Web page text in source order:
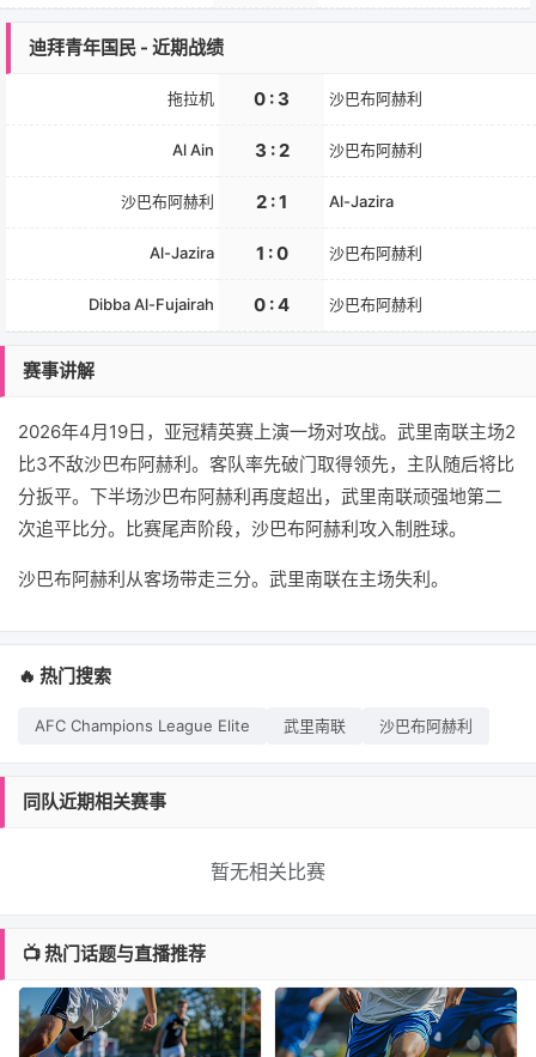
迪拜青年国民 - 近期战绩
拖拉机 0 : 3 沙巴布阿赫利
Al Ain 3 : 2 沙巴布阿赫利
沙巴布阿赫利 2 : 1 Al-Jazira
Al-Jazira 1 : 0 沙巴布阿赫利
Dibba Al-Fujairah 0 : 4 沙巴布阿赫利
赛事讲解
2026年4月19日，亚冠精英赛上演一场对攻战。武里南联主场2
比3不敌沙巴布阿赫利。客队率先破门取得领先，主队随后将比
分扳平。下半场沙巴布阿赫利再度超出，武里南联顽强地第二
次追平比分。比赛尾声阶段，沙巴布阿赫利攻入制胜球。
沙巴布阿赫利从客场带走三分。武里南联在主场失利。
🔥 热门搜索
AFC Champions League Elite 武里南联 沙巴布阿赫利
同队近期相关赛事
暂无相关比赛
📺 热门话题与直播推荐